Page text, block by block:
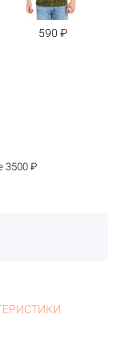
590 ₽
3500 ₽